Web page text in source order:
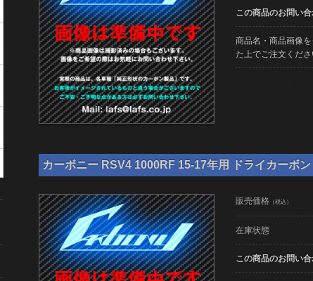
この商品のお問い
商品名・商品画像
た上でご注文くださ
カーボニー RSV4 1000RF 15-17年用 ドライカーボ
販売価格 （税込）
在庫状態
この商品のお問い